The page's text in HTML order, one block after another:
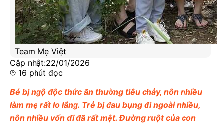
Team Mẹ Việt
Cập nhật:22/01/2026
16 phút đọc
Bé bị ngộ độc thức ăn thường tiêu chảy, nôn nhiều
làm mẹ rất lo lắng. Trẻ bị đau bụng đi ngoài nhiều,
nôn nhiều vốn dĩ đã rất mệt. Đường ruột của con